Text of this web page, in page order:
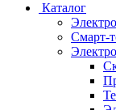
Каталог
Смарт-